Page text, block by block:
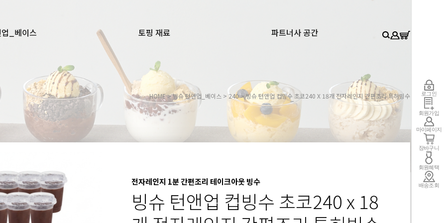
_베이스 토핑 재료 파트너사 공간
로그인
회원가입
마이페이지
장바구니
회원혜택
배송조회
HOME>빙슈 턴앤업_베이스 >240> 빙슈 턴앤업 컵빙수 초코240 X 18개 전자레인지 간편조리 특허빙수
전자레인지 1분 간편조리 테이크아웃 빙수
빙슈 턴앤업 컵빙수 초코240 x 18